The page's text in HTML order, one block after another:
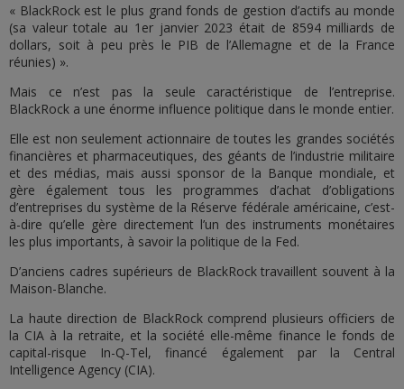
« BlackRock est le plus grand fonds de gestion d’actifs au monde
(sa valeur totale au 1er janvier 2023 était de 8594 milliards de
dollars, soit à peu près le PIB de l’Allemagne et de la France
réunies) ».
Mais ce n’est pas la seule caractéristique de l’entreprise.
BlackRock a une énorme influence politique dans le monde entier.
Elle est non seulement actionnaire de toutes les grandes sociétés
financières et pharmaceutiques, des géants de l’industrie militaire
et des médias, mais aussi sponsor de la Banque mondiale, et
gère également tous les programmes d’achat d’obligations
d’entreprises du système de la Réserve fédérale américaine, c’est-
à-dire qu’elle gère directement l’un des instruments monétaires
les plus importants, à savoir la politique de la Fed.
D’anciens cadres supérieurs de BlackRock travaillent souvent à la
Maison-Blanche.
La haute direction de BlackRock comprend plusieurs officiers de
la CIA à la retraite, et la société elle-même finance le fonds de
capital-risque In-Q-Tel, financé également par la Central
Intelligence Agency (CIA).